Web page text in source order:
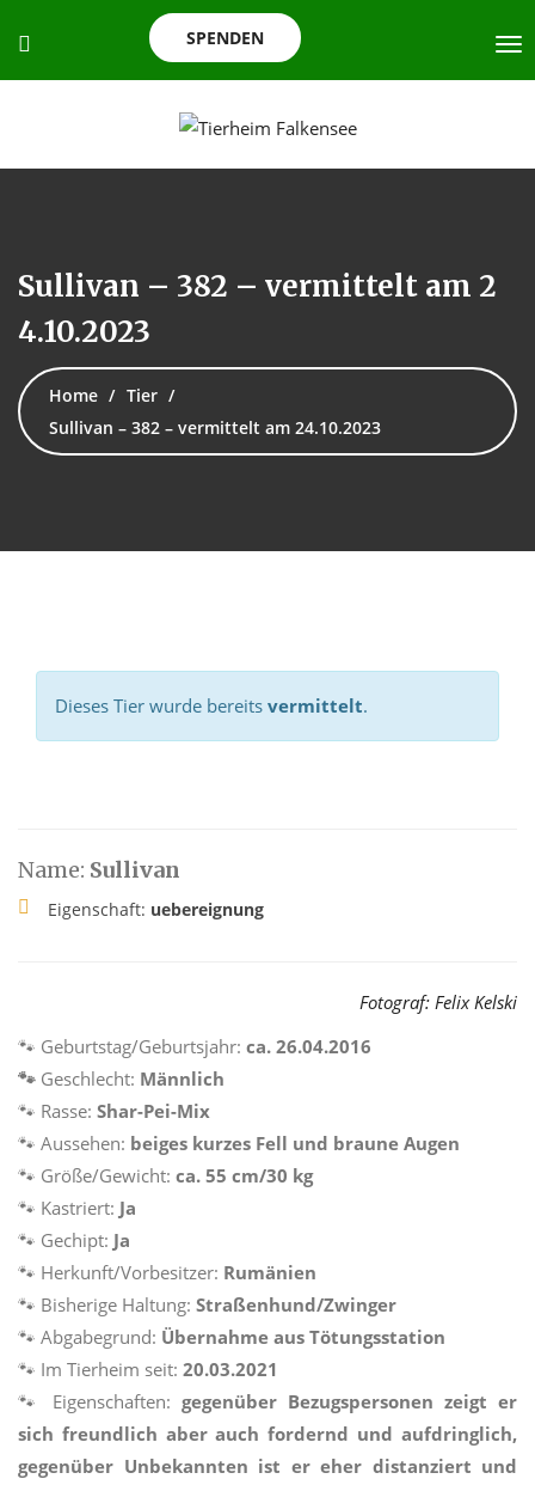
SPENDEN
Sullivan – 382 – vermittelt am 2
4.10.2023
Home
Tier
Sullivan – 382 – vermittelt am 24.10.2023
Dieses Tier wurde bereits vermittelt.
Name: Sullivan
Eigenschaft: uebereignung
Fotograf: Felix Kelski
🐾 Geburtstag/Geburtsjahr: ca. 26.04.2016
🐾 Geschlecht: Männlich
🐾 Rasse: Shar-Pei-Mix
🐾 Aussehen: beiges kurzes Fell und braune Augen
🐾 Größe/Gewicht: ca. 55 cm/30 kg
🐾 Kastriert: Ja
🐾 Gechipt: Ja
🐾 Herkunft/Vorbesitzer: Rumänien
🐾 Bisherige Haltung: Straßenhund/Zwinger
🐾 Abgabegrund: Übernahme aus Tötungsstation
🐾 Im Tierheim seit: 20.03.2021
🐾
Eigenschaften: gegenüber Bezugspersonen zeigt er
sich freundlich aber auch fordernd und aufdringlich,
gegenüber Unbekannten ist er eher distanziert und